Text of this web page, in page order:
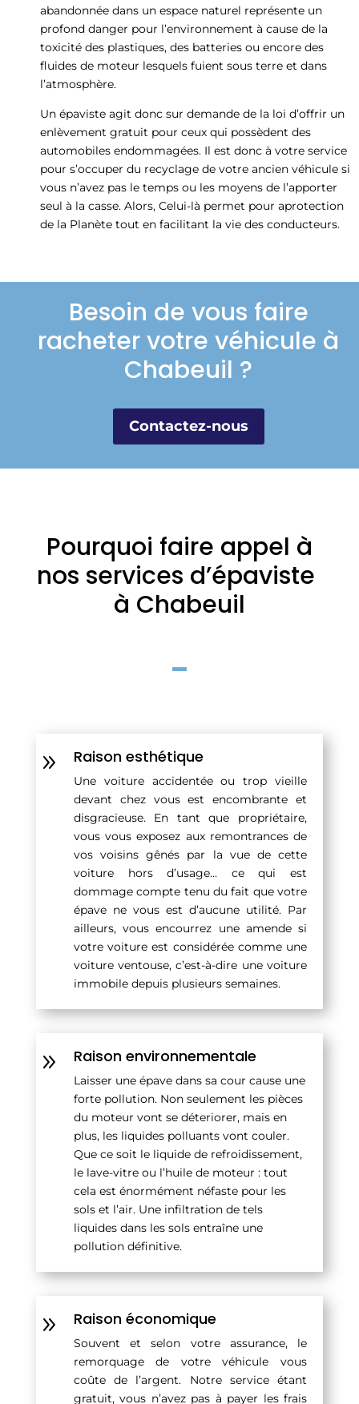
abandonnée dans un espace naturel représente un
profond danger pour l’environnement à cause de la
toxicité des plastiques, des batteries ou encore des
fluides de moteur lesquels fuient sous terre et dans
l’atmosphère.
Un épaviste agit donc sur demande de la loi d’offrir un
enlèvement gratuit pour ceux qui possèdent des
automobiles endommagées. Il est donc à votre service
pour s’occuper du recyclage de votre ancien véhicule si
vous n’avez pas le temps ou les moyens de l’apporter
seul à la casse. Alors, Celui-là permet pour aprotection
de la Planète tout en facilitant la vie des conducteurs.
Besoin de vous faire
racheter votre véhicule à
Chabeuil ?
Contactez-nous
Pourquoi faire appel à
nos services d’épaviste
à Chabeuil
9 Raison esthétique
Une voiture accidentée ou trop vieille
devant chez vous est encombrante et
disgracieuse. En tant que propriétaire,
vous vous exposez aux remontrances de
vos voisins gênés par la vue de cette
voiture hors d’usage… ce qui est
dommage compte tenu du fait que votre
épave ne vous est d’aucune utilité. Par
ailleurs, vous encourrez une amende si
votre voiture est considérée comme une
voiture ventouse, c’est-à-dire une voiture
immobile depuis plusieurs semaines.
9 Raison environnementale
Laisser une épave dans sa cour cause une
forte pollution. Non seulement les pièces
du moteur vont se déteriorer, mais en
plus, les liquides polluants vont couler.
Que ce soit le liquide de refroidissement,
le lave-vitre ou l’huile de moteur : tout
cela est énormément néfaste pour les
sols et l’air. Une infiltration de tels
liquides dans les sols entraîne une
pollution définitive.
9 Raison économique
Souvent et selon votre assurance, le
remorquage de votre véhicule vous
coûte de l’argent. Notre service étant
gratuit, vous n’avez pas à payer les frais